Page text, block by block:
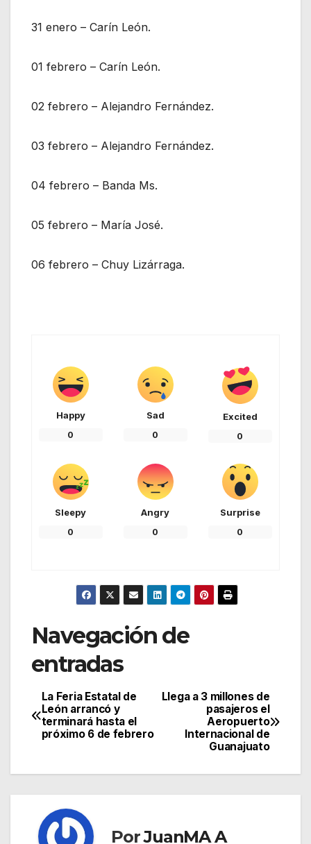
31 enero – Carín León.
01 febrero – Carín León.
02 febrero – Alejandro Fernández.
03 febrero – Alejandro Fernández.
04 febrero – Banda Ms.
05 febrero – María José.
06 febrero – Chuy Lizárraga.
Happy
0
Sad
0
Excited
0
Sleepy
0
Angry
0
Surprise
0
Navegación de
entradas
Llega a 3 millones de
pasajeros el
Aeropuerto
Internacional de
Guanajuato
La Feria Estatal de
León arrancó y
terminará hasta el
próximo 6 de febrero
PorJuanMA A